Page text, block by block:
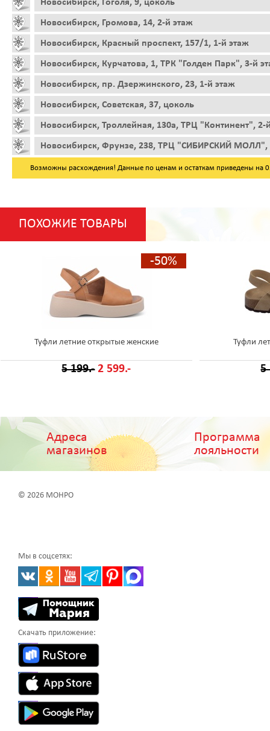
Новосибирск, Гоголя, 9, цоколь
Новосибирск, Громова, 14, 2-й этаж
Новосибирск, Красный проспект, 157/1, 1-й этаж
Новосибирск, Курчатова, 1, ТРК "Голден Парк", 3-й
Новосибирск, пр. Дзержинского, 23, 1-й этаж
Новосибирск, Советская, 37, цоколь
Новосибирск, Троллейная, 130а, ТРЦ "Континент", 2-
Новосибирск, Фрунзе, 238, ТРЦ "СИБИРСКИЙ МОЛЛ",
Возможны расхождения! Данные по ценам и остаткам приведены на
ПОХОЖИЕ ТОВАРЫ
-50%
Туфли летние открытые женские
5 199.- 2 599.-
Туфли
5
Адреса
магазинов
Программа
лояльности
© 2026 МОНРО
Мы в соцсетях:
Скачать приложение: